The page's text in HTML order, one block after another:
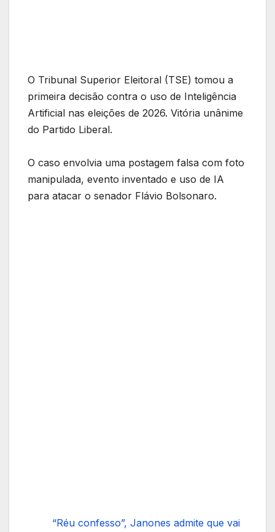
O Tribunal Superior Eleitoral (TSE) tomou a
primeira decisão contra o uso de Inteligência
Artificial nas eleições de 2026. Vitória unânime
do Partido Liberal.
O caso envolvia uma postagem falsa com foto
manipulada, evento inventado e uso de IA
para atacar o senador Flávio Bolsonaro.
“Réu confesso”, Janones admite que vai